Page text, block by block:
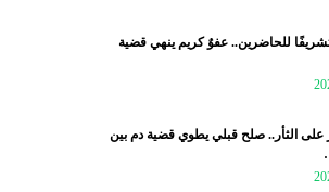
للحاضرين.. عفوٌ كريم ينهي قضية
على الثأر.. صلح قبلي يطوي قضية دم بين